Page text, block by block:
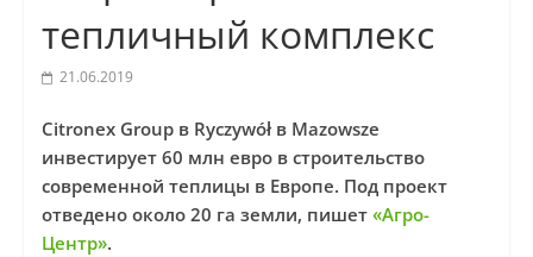
тепличный комплекс
21.06.2019
Citronex Group в Ryczywół в Mazowsze
инвестирует 60 млн евро в строительство
современной теплицы в Европе. Под проект
отведено около 20 га земли, пишет «Агро-
Центр».